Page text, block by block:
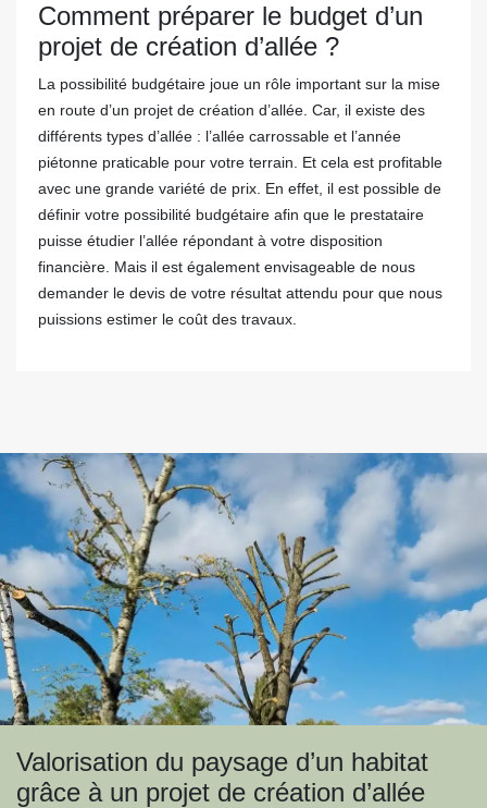
Comment préparer le budget d’un
projet de création d’allée ?
La possibilité budgétaire joue un rôle important sur la mise
en route d’un projet de création d’allée. Car, il existe des
différents types d’allée : l’allée carrossable et l’année
piétonne praticable pour votre terrain. Et cela est profitable
avec une grande variété de prix. En effet, il est possible de
définir votre possibilité budgétaire afin que le prestataire
puisse étudier l’allée répondant à votre disposition
financière. Mais il est également envisageable de nous
demander le devis de votre résultat attendu pour que nous
puissions estimer le coût des travaux.
Valorisation du paysage d’un habitat
grâce à un projet de création d’allée